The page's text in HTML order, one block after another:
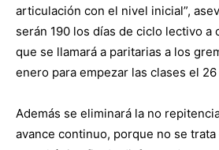
articulación con el nivel inicial”,
serán 190 los días de ciclo lectivo a
que se llamará a paritarias a los
enero para empezar las clases el
Además se eliminará la no
avance continuo, porque no se